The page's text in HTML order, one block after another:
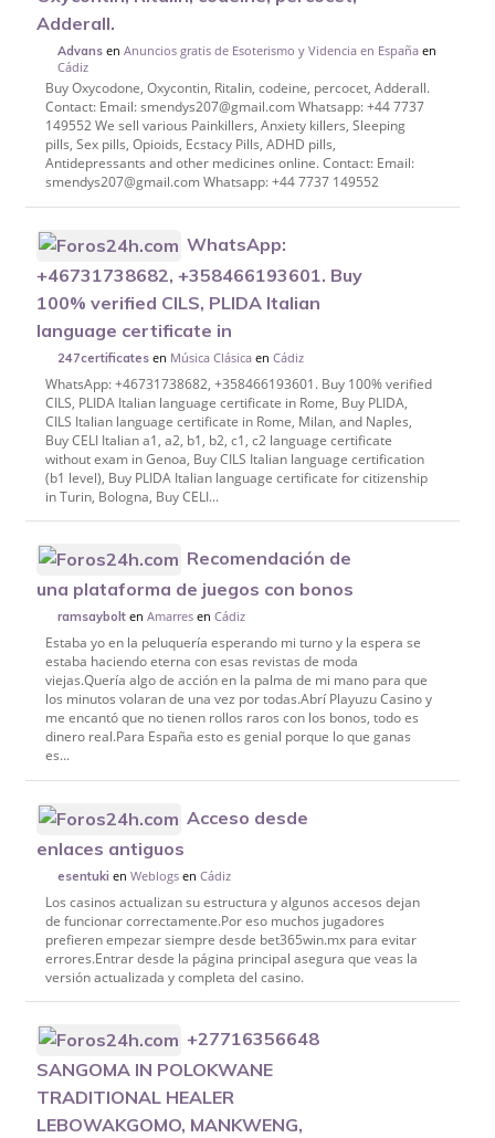
Adderall.
Advans enAnuncios gratis de Esoterismo y Videncia en España en
Cádiz
Buy Oxycodone, Oxycontin, Ritalin, codeine, percocet, Adderall.
Contact: Email: smendys207@gmail.com Whatsapp: +44 7737
149552 We sell various Painkillers, Anxiety killers, Sleeping
pills, Sex pills, Opioids, Ecstacy Pills, ADHD pills,
Antidepressants and other medicines online. Contact: Email:
smendys207@gmail.com Whatsapp: +44 7737 149552
WhatsApp:
+46731738682, +358466193601. Buy
100% verified CILS, PLIDA Italian
language certificate in
247certificates en Música Clásica enCádiz
WhatsApp: +46731738682, +358466193601. Buy 100% verified
CILS, PLIDA Italian language certificate in Rome, Buy PLIDA,
CILS Italian language certificate in Rome, Milan, and Naples,
Buy CELI Italian a1, a2, b1, b2, c1, c2 language certificate
without exam in Genoa, Buy CILS Italian language certification
(b1 level), Buy PLIDA Italian language certificate for citizenship
in Turin, Bologna, Buy CELI...
Recomendación de
una plataforma de juegos con bonos
ramsaybolt enAmarres enCádiz
Estaba yo en la peluquería esperando mi turno y la espera se
estaba haciendo eterna con esas revistas de moda
viejas.Quería algo de acción en la palma de mi mano para que
los minutos volaran de una vez por todas.Abrí Playuzu Casino y
me encantó que no tienen rollos raros con los bonos, todo es
dinero real.Para España esto es genial porque lo que ganas
es...
Acceso desde
enlaces antiguos
esentuki enWeblogs enCádiz
Los casinos actualizan su estructura y algunos accesos dejan
de funcionar correctamente.Por eso muchos jugadores
prefieren empezar siempre desde bet365win.mx para evitar
errores.Entrar desde la página principal asegura que veas la
versión actualizada y completa del casino.
+27716356648
SANGOMA IN POLOKWANE
TRADITIONAL HEALER
LEBOWAKGOMO, MANKWENG,